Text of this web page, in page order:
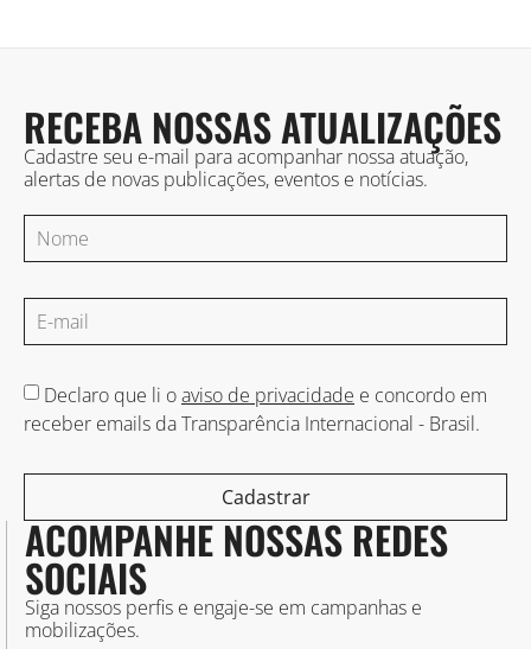
RECEBA NOSSAS ATUALIZAÇÕES
Cadastre seu e-mail para acompanhar nossa atuação,
alertas de novas publicações, eventos e notícias.
Declaro que li oaviso de privacidade e concordo em
receber emails da Transparência Internacional - Brasil.
Cadastrar
ACOMPANHE NOSSAS REDES
SOCIAIS
Siga nossos perfis e engaje-se em campanhas e
mobilizações.